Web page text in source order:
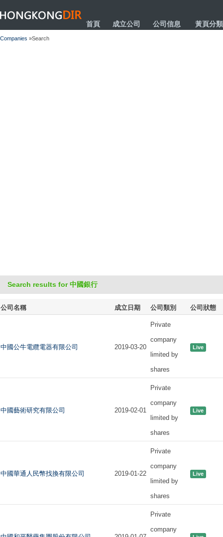
HONGKONGDIR
首頁 成立公司 公司信息 黃頁分類
Companies »Search
Search results for 中國銀行
公司名稱 成立日期 公司類別 公司狀態
中國公牛電纜電器有限公司 2019-03-20
Private
company
limited by
shares
Live
中國藝術研究有限公司 2019-02-01
Private
company
limited by
shares
Live
中國華通人民幣找換有限公司 2019-01-22
Private
company
limited by
shares
Live
Private
company